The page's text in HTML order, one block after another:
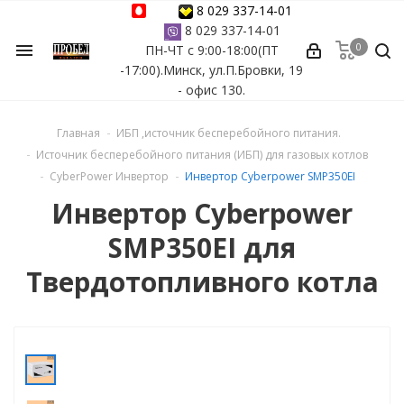
menu
8 029 337-14-01
8 029 337-14-01
ПН-ЧТ с 9:00-18:00(ПТ
-17:00).Минск, ул.П.Бровки, 19
- офис 130.
0
Главная
ИБП ,источник бесперебойного питания.
Источник бесперебойного питания (ИБП) для газовых котлов
CyberPower Инвертор
Инвертор Cyberpower SMP350EI
Инвертор Cyberpower
SMP350EI для
Твердотопливного котла